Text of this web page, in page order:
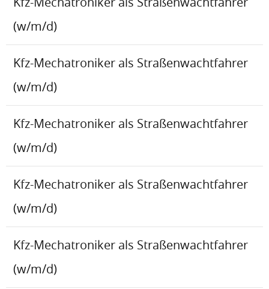
(w/m/d)
Kfz-Mechatroniker als Straßenwachtfahrer
(w/m/d)
Kfz-Mechatroniker als Straßenwachtfahrer
(w/m/d)
Kfz-Mechatroniker als Straßenwachtfahrer
(w/m/d)
Kfz-Mechatroniker als Straßenwachtfahrer
(w/m/d)